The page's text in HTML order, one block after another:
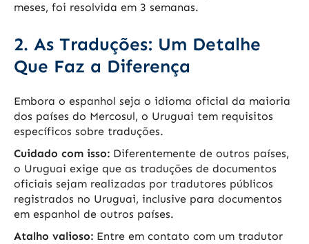
meses, foi resolvida em 3 semanas.
2. As Traduções: Um Detalhe
Que Faz a Diferença
Embora o espanhol seja o idioma oficial da maioria
dos países do Mercosul, o Uruguai tem requisitos
específicos sobre traduções.
Cuidado com isso: Diferentemente de outros países,
o Uruguai exige que as traduções de documentos
oficiais sejam realizadas por tradutores públicos
registrados no Uruguai, inclusive para documentos
em espanhol de outros países.
Atalho valioso: Entre em contato com um tradutor